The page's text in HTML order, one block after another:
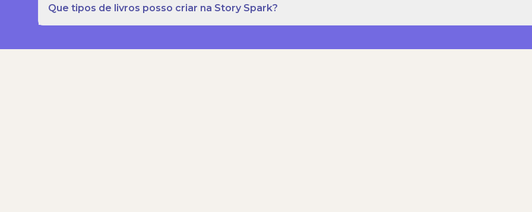
Que tipos de livros posso criar na Story Spark?